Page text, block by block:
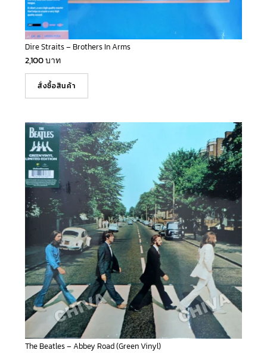
Dire Straits – Brothers In Arms
2,100บาท
สั่งซื้อสินค้า
The Beatles – Abbey Road (Green Vinyl)